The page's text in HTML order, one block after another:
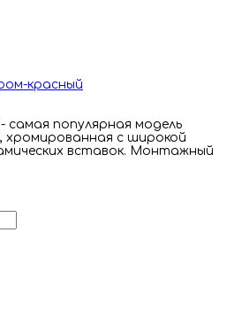
красный
самая популярная модель
с широкой
вставок. Монтажный